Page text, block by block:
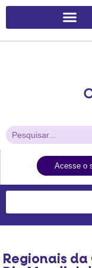
Acesse o
Regionais